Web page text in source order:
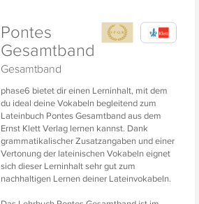
Pontes
Gesamtband
Gesamtband
phase6 bietet dir einen Lerninhalt, mit dem
du ideal deine Vokabeln begleitend zum
Lateinbuch Pontes Gesamtband aus dem
Ernst Klett Verlag lernen kannst. Dank
grammatikalischer Zusatzangaben und einer
Vertonung der lateinischen Vokabeln eignet
sich dieser Lerninhalt sehr gut zum
nachhaltigen Lernen deiner Lateinvokabeln.